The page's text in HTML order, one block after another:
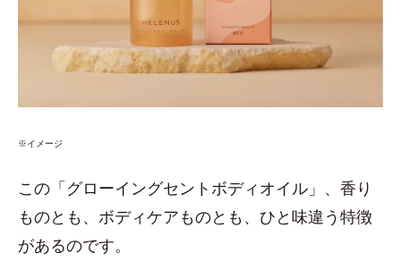
※イメージ
この「グローイングセントボディオイル」、香り
ものとも、ボディケアものとも、ひと味違う特徴
があるのです。